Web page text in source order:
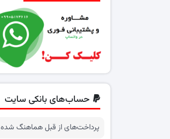
حساب‌های بانکی سایت
پرداخت‌های از قبل هماهنگ شده